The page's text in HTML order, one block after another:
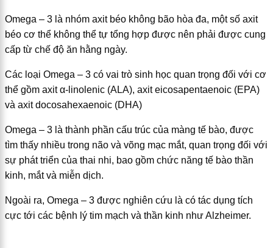
Omega – 3 là nhóm axit béo không bão hòa đa, một số axit
béo cơ thể không thể tự tổng hợp được nên phải được cung
cấp từ chế độ ăn hằng ngày.
Các loại Omega – 3 có vai trò sinh học quan trọng đối với cơ
thể gồm axit α-linolenic (ALA), axit eicosapentaenoic (EPA)
và axit docosahexaenoic (DHA)
Omega – 3 là thành phần cấu trúc của màng tế bào, được
tìm thấy nhiều trong não và võng mạc mắt, quan trọng đối với
sự phát triển của thai nhi, bao gồm chức năng tế bào thần
kinh, mắt và miễn dịch.
Ngoài ra, Omega – 3 được nghiên cứu là có tác dụng tích
cực tới các bệnh lý tim mạch và thần kinh như Alzheimer.